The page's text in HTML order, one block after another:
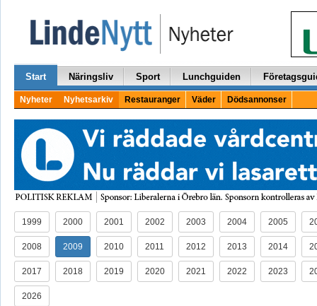
Start Näringsliv Sport Lunchguiden
Nyheter Nyhetsarkiv Restauranger Väder Dödsannonser
1999 2000 2001 2002 2003 2004 2005
2008 2009 2010 2011 2012 2013 2014
2017 2018 2019 2020 2021 2022 2023
2026